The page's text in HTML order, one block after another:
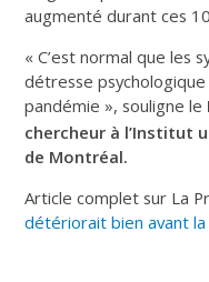
augmenté durant ces
« C’est normal que les
détresse
pandémie », souligne le
chercheur à l’Institut
de Montréal.
Article complet sur La
détériorait bien avant